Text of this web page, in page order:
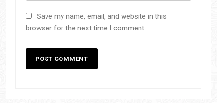
Save my name, email, and website in this
browser for the next time I comment.